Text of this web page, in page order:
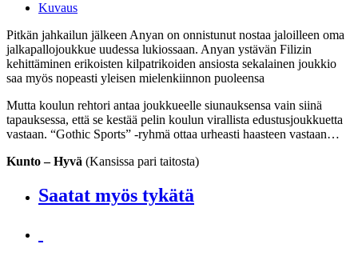
Kuvaus
Pitkän jahkailun jälkeen Anyan on onnistunut nostaa jaloilleen oma
jalkapallojoukkue uudessa lukiossaan. Anyan ystävän Filizin
kehittäminen erikoisten kilpatrikoiden ansiosta sekalainen joukkio
saa myös nopeasti yleisen mielenkiinnon puoleensa
Mutta koulun rehtori antaa joukkueelle siunauksensa vain siinä
tapauksessa, että se kestää pelin koulun virallista edustusjoukkuetta
vastaan. “Gothic Sports” -ryhmä ottaa urheasti haasteen vastaan…
Kunto – Hyvä (Kansissa pari taitosta)
Saatat myös tykätä